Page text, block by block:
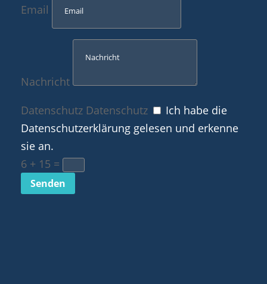
Email
Nachricht
Datenschutz Datenschutz
Ich habe die
Datenschutzerklärung gelesen und erkenne
sie an.
6 + 15 =
Senden